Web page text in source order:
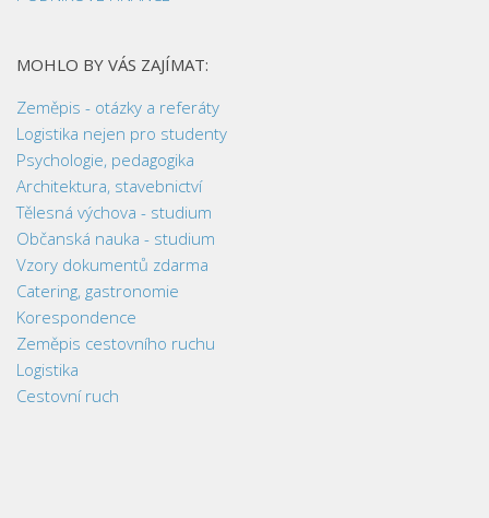
MOHLO BY VÁS ZAJÍMAT:
Zeměpis - otázky a referáty
Logistika nejen pro studenty
Psychologie, pedagogika
Architektura, stavebnictví
Tělesná výchova - studium
Občanská nauka - studium
Vzory dokumentů zdarma
Catering, gastronomie
Korespondence
Zeměpis cestovního ruchu
Logistika
Cestovní ruch